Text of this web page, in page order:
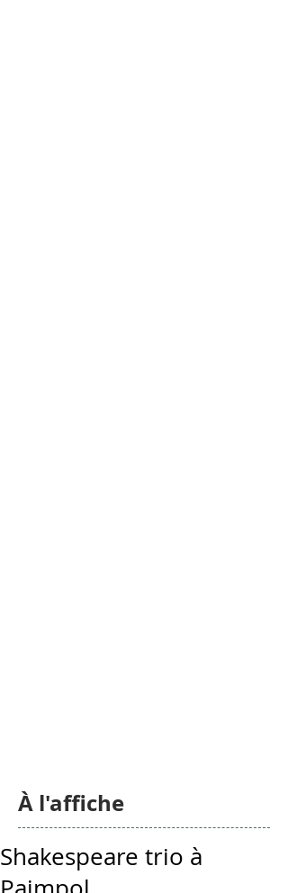
À l'affiche
Shakespeare trio à